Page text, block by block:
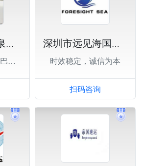
物友供应链（泉州）有限公司
美加欧英日俄澳墨巴西等
深圳市远见海国际货运代理有限公司
时效稳定，诚信为本
扫码咨询